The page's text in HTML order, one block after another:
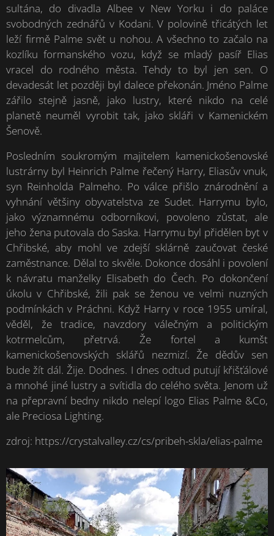
sultána, do divadla Albee v New Yorku i do paláce
svobodných zednářů v Kodani. V polovině třicátých let
leží firmě Palme svět u nohou. A všechno to začalo na
kozlíku formanského vozu, když se mladý pasíř Elias
vracel do rodného města. Tehdy to byl jen sen. O
devadesát let později byl dalece překonán. Jméno Palme
zářilo stejně jasně, jako lustry, které nikdo na celé
planetě neuměl vyrobit tak, jako skláři v Kamenickém
Šenově.
Posledním soukromým majitelem kamenickošenovské
lustrárny byl Heinrich Palme řečený Harry, Eliasův vnuk,
syn Reinholda Palmeho. Po válce přišlo znárodnění a
vyhnání většiny obyvatelstva ze Sudet. Harrymu bylo,
jako významnému odborníkovi, povoleno zůstat, ale
jeho žena putovala do Saska. Harrymu byl přidělen byt v
Chřibské, aby mohl ve zdejší sklárně zaučovat české
zaměstnance. Dělal to skvěle. Dokonce dosáhl i povolení
k návratu manželky Elisabeth do Čech. Po dokončení
úkolu v Chřibské, žili pak se ženou ve velmi nuzných
podmínkách v Práchni. Když Harry v roce 1955 umíral,
věděl, že tradice, navzdory válečným a politickým
kotrmelcům, přetrvá. Že fortel a kumšt
kamenickošenovských sklářů nezmizí. Že dědův sen
bude žít dál. Žije. Dodnes. I dnes odtud putují křišťálové
a mnohé jiné lustry a svítidla do celého světa. Jenom už
na přepravní bedny nikdo nelepí logo Elias Palme &Co,
ale Preciosa Lighting.
zdroj: https://crystalvalley.cz/cs/pribeh-skla/elias-palme